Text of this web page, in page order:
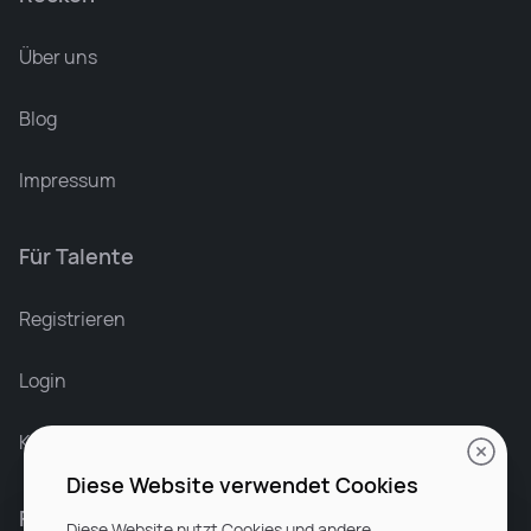
Über uns
Blog
Impressum
Für Talente
Registrieren
Login
Karriere bei Rocken
Für Unternehmen
Diese Website verwendet Cookies